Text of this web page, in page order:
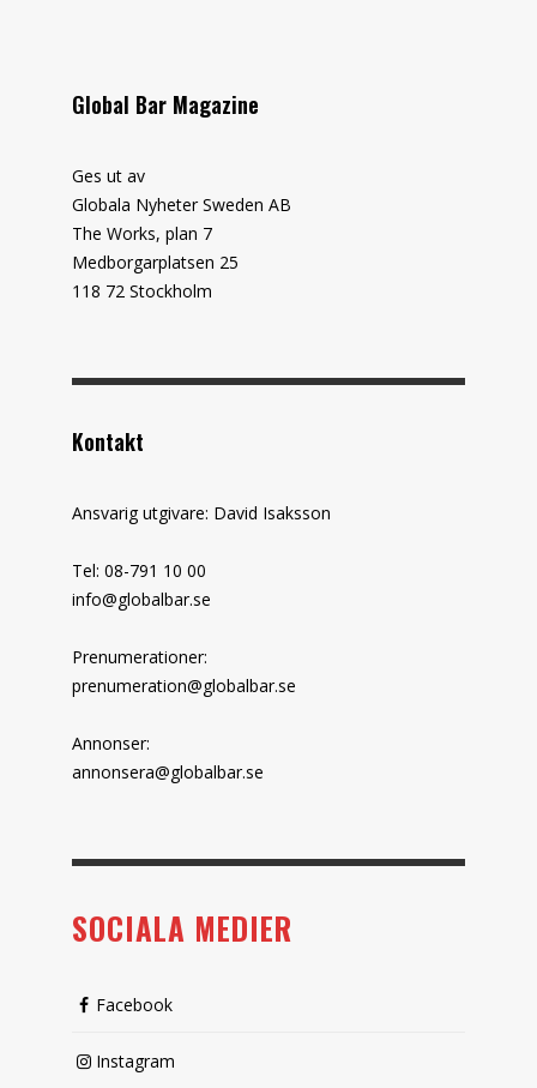
Global Bar Magazine
Ges ut av
Globala Nyheter Sweden AB
The Works, plan 7
Medborgarplatsen 25
118 72 Stockholm
Kontakt
Ansvarig utgivare: David Isaksson
Tel: 08-791 10 00
info@globalbar.se
Prenumerationer:
prenumeration@globalbar.se
Annonser:
annonsera@globalbar.se
SOCIALA MEDIER
Facebook
Instagram